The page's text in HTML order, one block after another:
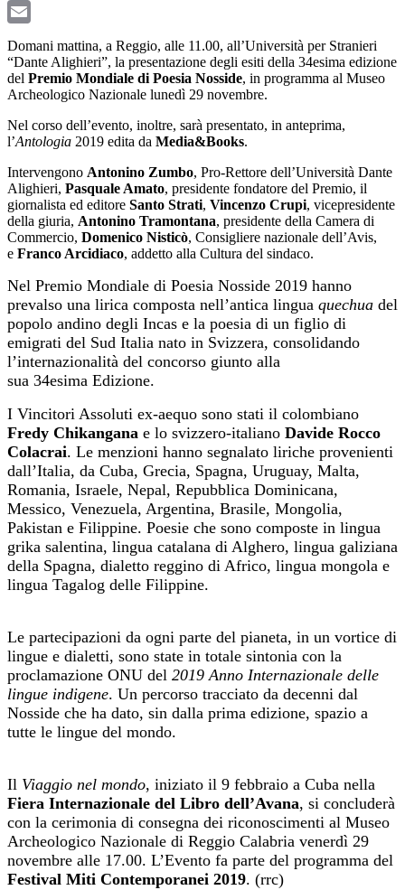
LinkedIn
Domani mattina, a Reggio, alle 11.00, all’Università per Stranieri
“Dante Alighieri”, la presentazione degli esiti della 34esima edizione
del Premio Mondiale di Poesia Nosside, in programma al Museo
Archeologico Nazionale lunedì 29 novembre.
Nel corso dell’evento, inoltre, sarà presentato, in anteprima,
l’Antologia 2019 edita da Media&Books.
Intervengono Antonino Zumbo, Pro-Rettore dell’Università Dante
Alighieri, Pasquale Amato, presidente fondatore del Premio, il
giornalista ed editore Santo Strati, Vincenzo Crupi, vicepresidente
della giuria, Antonino Tramontana, presidente della Camera di
Commercio, Domenico Nisticò, Consigliere nazionale dell’Avis,
e Franco Arcidiaco, addetto alla Cultura del sindaco.
Nel Premio Mondiale di Poesia Nosside 2019 hanno
prevalso una lirica composta nell’antica lingua quechua del
popolo andino degli Incas e la poesia di un figlio di
emigrati del Sud Italia nato in Svizzera, consolidando
l’internazionalità del concorso giunto alla
sua 34esima Edizione.
I Vincitori Assoluti ex-aequo sono stati il colombiano
Fredy Chikangana e lo svizzero-italiano Davide Rocco
Colacrai. Le menzioni hanno segnalato liriche provenienti
dall’Italia, da Cuba, Grecia, Spagna, Uruguay, Malta,
Romania, Israele, Nepal, Repubblica Dominicana,
Messico, Venezuela, Argentina, Brasile, Mongolia,
Pakistan e Filippine. Poesie che sono composte in lingua
grika salentina, lingua catalana di Alghero, lingua galiziana
della Spagna, dialetto reggino di Africo, lingua mongola e
lingua Tagalog delle Filippine.
Le partecipazioni da ogni parte del pianeta, in un vortice di
lingue e dialetti, sono state in totale sintonia con la
proclamazione ONU del 2019 Anno Internazionale delle
lingue indigene. Un percorso tracciato da decenni dal
Nosside che ha dato, sin dalla prima edizione, spazio a
tutte le lingue del mondo.
Il Viaggio nel mondo, iniziato il 9 febbraio a Cuba nella
Fiera Internazionale del Libro dell’Avana, si concluderà
con la cerimonia di consegna dei riconoscimenti al Museo
Archeologico Nazionale di Reggio Calabria venerdì 29
novembre alle 17.00. L’Evento fa parte del programma del
Festival Miti Contemporanei 2019. (rrc)